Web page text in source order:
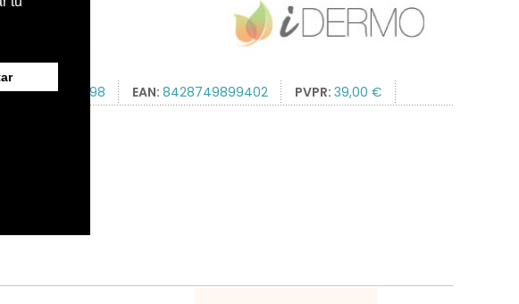
C.N.: 206998 EAN: 8428749899402 PVPR: 39,00 €